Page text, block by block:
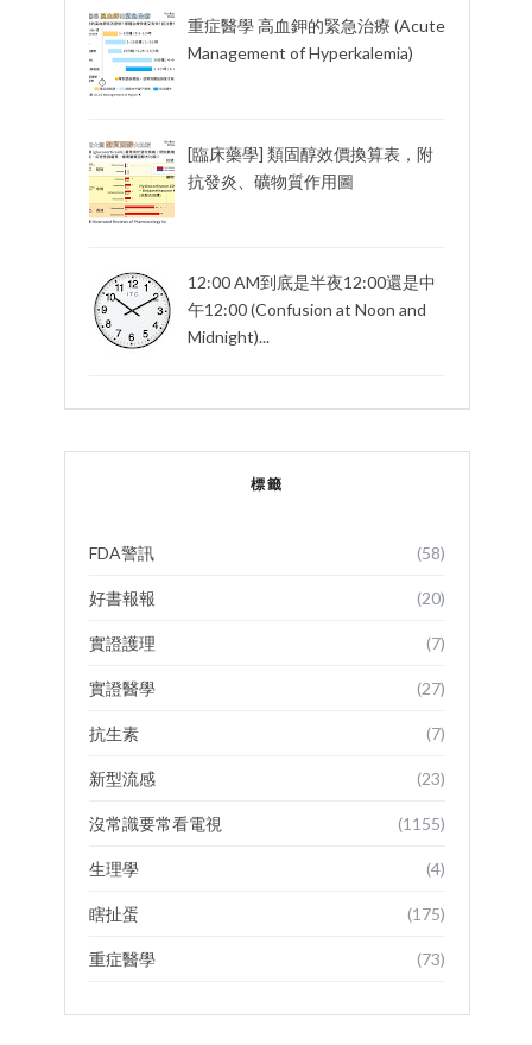
重症醫學 高血鉀的緊急治療 (Acute
Management of Hyperkalemia)
[臨床藥學] 類固醇效價換算表，附
抗發炎、礦物質作用圖
12:00 AM到底是半夜12:00還是中
午12:00 (Confusion at Noon and
Midnight)...
標籤
FDA警訊 (58)
好書報報 (20)
實證護理 (7)
實證醫學 (27)
抗生素 (7)
新型流感 (23)
沒常識要常看電視 (1155)
生理學 (4)
瞎扯蛋 (175)
重症醫學 (73)